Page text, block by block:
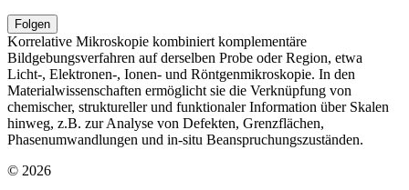
Folgen
Korrelative Mikroskopie kombiniert komplementäre
Bildgebungsverfahren auf derselben Probe oder Region, etwa
Licht-, Elektronen‑, Ionen‑ und Röntgenmikroskopie. In den
Materialwissenschaften ermöglicht sie die Verknüpfung von
chemischer, struktureller und funktionaler Information über Skalen
hinweg, z.B. zur Analyse von Defekten, Grenzflächen,
Phasenumwandlungen und in‑situ Beanspruchungszuständen.
© 2026